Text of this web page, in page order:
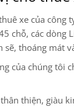
xe của công
chỗ, các dòng
sẽ, thoáng mát
của chúng tôi
thiện, giàu